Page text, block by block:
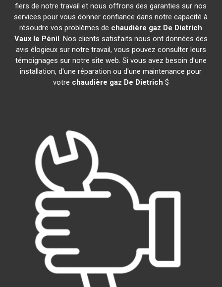
fiers de notre travail et nous offrons des garanties sur nos
services pour vous donner confiance dans notre capacité à
résoudre vos problèmes de chaudière gaz De Dietrich
Vaux le Pénil. Nos clients satisfaits nous ont données des
avis élogieux sur notre travail, vous pouvez consulter leurs
témoignages sur notre site web. Si vous avez besoin d'une
installation, d'une réparation ou d'une maintenance pour
votre chaudière gaz De Dietrich $